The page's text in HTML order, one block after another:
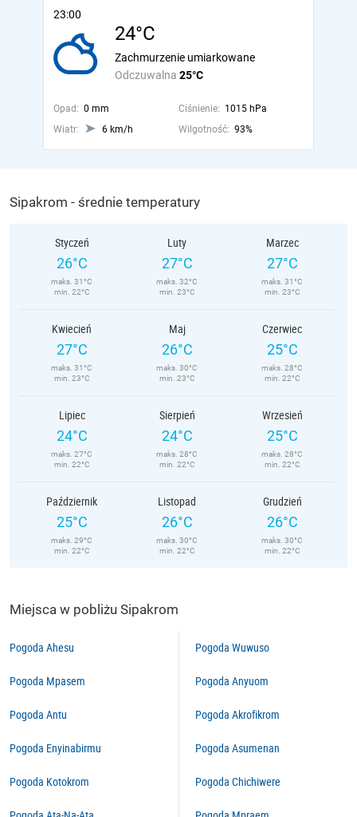
23:00
24°C
Odczuwalna 25°C
Zachmurzenie umiarkowane
Opad: 0 mm Ciśnienie: 1015 hPa
Wiatr:
6 km/h Wilgotność: 93%
Sipakrom - średnie temperatury
Styczeń
26°C
maks. 31°C
min. 22°C
Luty
27°C
maks. 32°C
min. 23°C
Marzec
27°C
maks. 31°C
min. 23°C
Kwiecień
27°C
maks. 31°C
min. 23°C
Maj
26°C
maks. 30°C
min. 23°C
Czerwiec
25°C
maks. 28°C
min. 22°C
Lipiec
24°C
maks. 27°C
min. 22°C
Sierpień
24°C
maks. 28°C
min. 22°C
Wrzesień
25°C
maks. 28°C
min. 22°C
Październik
25°C
maks. 29°C
min. 22°C
Listopad
26°C
maks. 30°C
min. 22°C
Grudzień
26°C
maks. 30°C
min. 22°C
Miejsca w pobliżu Sipakrom
Pogoda Ahesu
Pogoda Mpasem
Pogoda Antu
Pogoda Enyinabirmu
Pogoda Kotokrom
Pogoda Wuwuso
Pogoda Anyuom
Pogoda Akrofikrom
Pogoda Asumenan
Pogoda Chichiwere